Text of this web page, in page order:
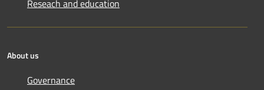
Reseach and education
About us
Governance